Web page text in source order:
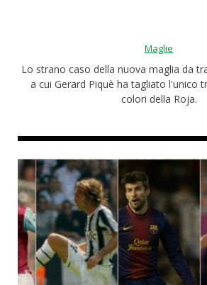
Chi siamo
Maglie
Lo strano caso della nuova maglia da
a cui Gerard Piquè ha tagliato l'unico
colori della Roja.